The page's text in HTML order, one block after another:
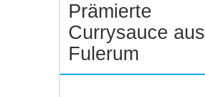
Prämierte
Currysauce aus
Fulerum